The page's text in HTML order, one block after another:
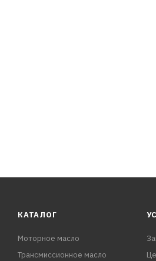
КАТАЛОГ
Моторное масло
Трансмиссионное масло